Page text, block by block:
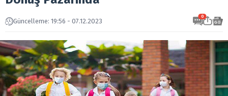
Güncelleme: 19:56 - 07.12.2023
0